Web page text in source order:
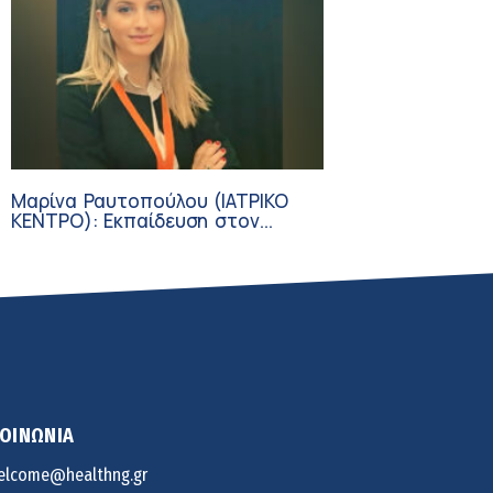
Μαρίνα Ραυτοπούλου (ΙΑΤΡΙΚΟ
ΚΕΝΤΡΟ): Εκπαίδευση στον